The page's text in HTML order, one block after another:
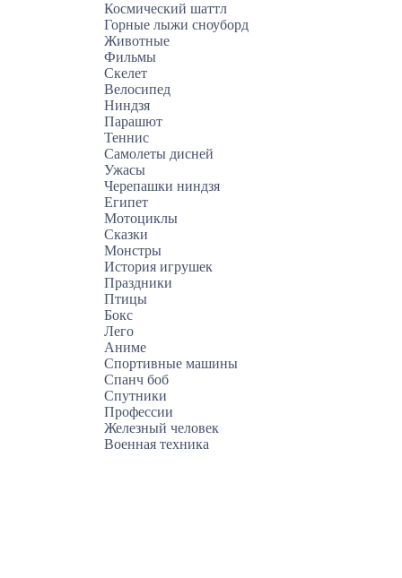
Космический шаттл
Горные лыжи сноуборд
Животные
Фильмы
Скелет
Велосипед
Ниндзя
Парашют
Теннис
Самолеты дисней
Ужасы
Черепашки ниндзя
Египет
Мотоциклы
Сказки
Монстры
История игрушек
Праздники
Птицы
Бокс
Лего
Аниме
Спортивные машины
Спанч боб
Спутники
Профессии
Железный человек
Военная техника